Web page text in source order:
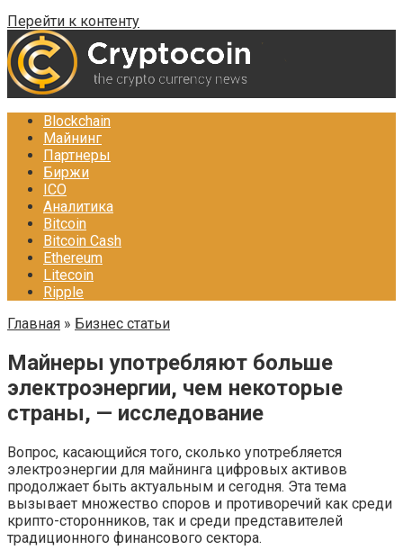
Перейти к контенту
Blockchain
Майнинг
Партнеры
Биржи
ICO
Аналитика
Bitcoin
Bitcoin Cash
Ethereum
Litecoin
Ripple
Главная » Бизнес статьи
Майнеры употребляют больше
электроэнергии, чем некоторые
страны, — исследование
Вопрос, касающийся того, сколько употребляется
электроэнергии для майнинга цифровых активов
продолжает быть актуальным и сегодня. Эта тема
вызывает множество споров и противоречий как среди
крипто-сторонников, так и среди представителей
традиционного финансового сектора.